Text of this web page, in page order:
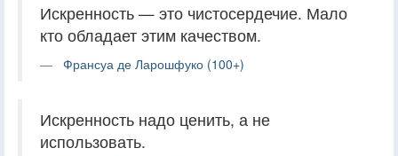
Искренность — это чистосердечие. Мало
кто обладает этим качеством.
Франсуа де Ларошфуко (100+)
Искренность надо ценить, а не
использовать.